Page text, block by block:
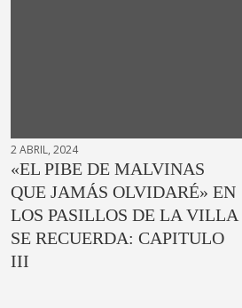
2 ABRIL, 2024
«EL PIBE DE MALVINAS
QUE JAMÁS OLVIDARÉ» EN
LOS PASILLOS DE LA VILLA
SE RECUERDA: CAPITULO
III